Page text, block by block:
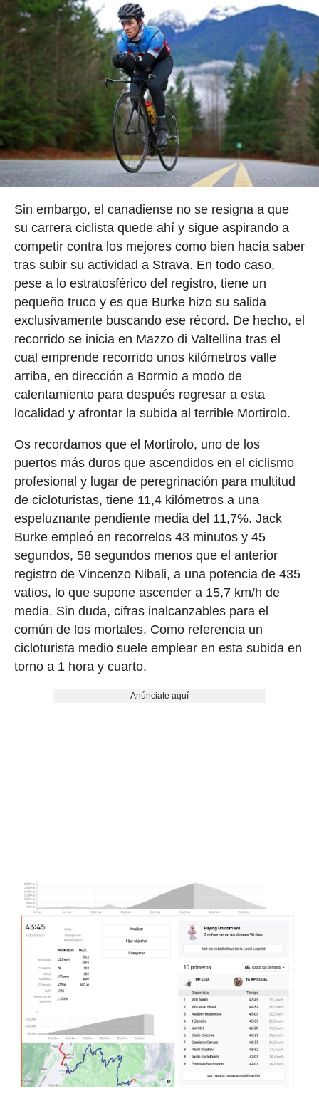
Sin embargo, el canadiense no se resigna a que
su carrera ciclista quede ahí y sigue aspirando a
competir contra los mejores como bien hacía saber
tras subir su actividad a Strava. En todo caso,
pese a lo estratosférico del registro, tiene un
pequeño truco y es que Burke hizo su salida
exclusivamente buscando ese récord. De hecho, el
recorrido se inicia en Mazzo di Valtellina tras el
cual emprende recorrido unos kilómetros valle
arriba, en dirección a Bormio a modo de
calentamiento para después regresar a esta
localidad y afrontar la subida al terrible Mortirolo.
Os recordamos que el Mortirolo, uno de los
puertos más duros que ascendidos en el ciclismo
profesional y lugar de peregrinación para multitud
de cicloturistas, tiene 11,4 kilómetros a una
espeluznante pendiente media del 11,7%. Jack
Burke empleó en recorrelos 43 minutos y 45
segundos, 58 segundos menos que el anterior
registro de Vincenzo Nibali, a una potencia de 435
vatios, lo que supone ascender a 15,7 km/h de
media. Sin duda, cifras inalcanzables para el
común de los mortales. Como referencia un
cicloturista medio suele emplear en esta subida en
torno a 1 hora y cuarto.
Anúnciate aquí